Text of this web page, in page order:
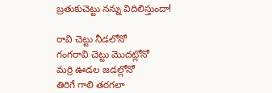
బ్రతుకుచెట్టు నన్ను విదిలిస్తుందా!
రావి చెట్టు నీడలోనో
గంగరావి చెట్టు మొదట్లోనో
మర్రి ఊడల జడల్లోనో
తిరిగే గాలి తరగలా